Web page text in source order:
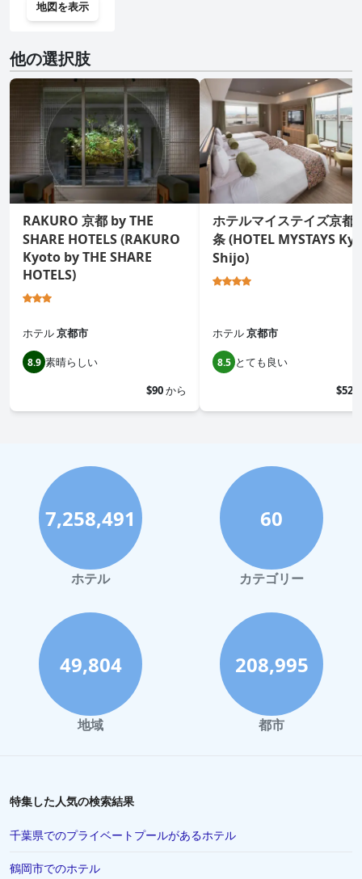
地図を表示
他の選択肢
RAKURO 京都 by THE
SHARE HOTELS (RAKURO
Kyoto by THE SHARE
HOTELS)
ホテル京都市
8.9 素晴らしい
$90から
ホテルマイステイズ京都
条 (HOTEL MYSTAYS
Shijo)
ホテル京都市
8.5 とても良い
$52
7,258,491
ホテル
60
カテゴリー
49,804
地域
208,995
都市
特集した人気の検索結果
千葉県でのプライベートプールがあるホテル
鶴岡市でのホテル